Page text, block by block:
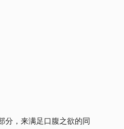
分，来满足口腹之欲的同